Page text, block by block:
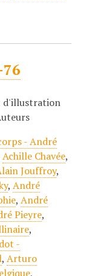
d'illustration
- André
Achille Chavée,
Jouffroy,
, André
, André
Pieyre,
,
-
, Arturo
,